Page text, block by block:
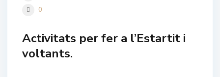
0
Activitats per fer a l’Estartit i
voltants.